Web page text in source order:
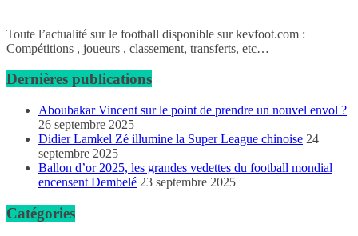
Toute l’actualité sur le football disponible sur kevfoot.com :
Compétitions , joueurs , classement, transferts, etc…
Dernières publications
Aboubakar Vincent sur le point de prendre un nouvel envol ?
26 septembre 2025
Didier Lamkel Zé illumine la Super League chinoise 24
septembre 2025
Ballon d’or 2025, les grandes vedettes du football mondial
encensent Dembelé 23 septembre 2025
Catégories